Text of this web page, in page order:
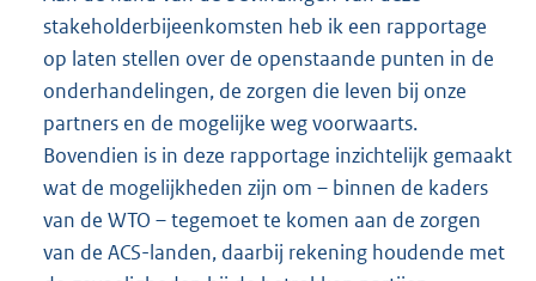
stakeholderbijeenkomsten heb ik een rapportage
op laten stellen over de openstaande punten in de
onderhandelingen, de zorgen die leven bij onze
partners en de mogelijke weg voorwaarts.
Bovendien is in deze rapportage inzichtelijk gemaakt
wat de mogelijkheden zijn om – binnen de kaders
van de WTO – tegemoet te komen aan de zorgen
van de ACS-landen, daarbij rekening houdende met